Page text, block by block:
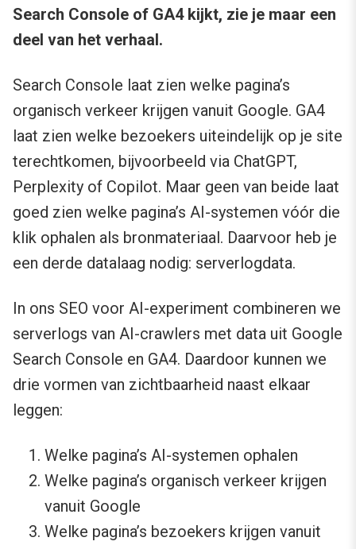
Search Console of GA4 kijkt, zie je maar een
deel van het verhaal.
Search Console laat zien welke pagina’s
organisch verkeer krijgen vanuit Google. GA4
laat zien welke bezoekers uiteindelijk op je site
terechtkomen, bijvoorbeeld via ChatGPT,
Perplexity of Copilot. Maar geen van beide laat
goed zien welke pagina’s AI-systemen vóór die
klik ophalen als bronmateriaal. Daarvoor heb je
een derde datalaag nodig: serverlogdata.
In ons SEO voor AI-experiment combineren we
serverlogs van AI-crawlers met data uit Google
Search Console en GA4. Daardoor kunnen we
drie vormen van zichtbaarheid naast elkaar
leggen:
Welke pagina’s AI-systemen ophalen
Welke pagina’s organisch verkeer krijgen
vanuit Google
Welke pagina’s bezoekers krijgen vanuit